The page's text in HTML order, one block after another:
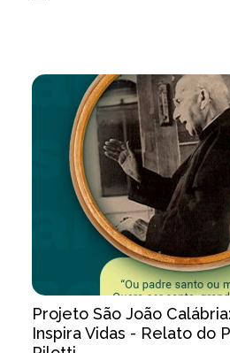
Projeto São João
Inspira Vidas - Relato do